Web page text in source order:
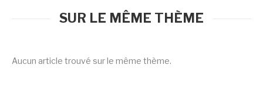
SUR LE MÊME THÈME
Aucun article trouvé sur le même thème.